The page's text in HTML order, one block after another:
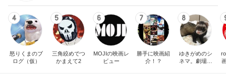
4
怒りくまのブ
ログ（仮）
5
三角絞めでつ
かまえて2
6
MOJIの映画レ
ビュー
7
勝手に映画紹
介！？
8
ゆきがめのシ
ネマ。劇場に